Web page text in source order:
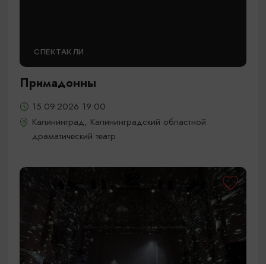
СПЕКТАКЛИ
Примадонны
15.09.2026 19:00
Калининград, Калининградский областной
драматический театр